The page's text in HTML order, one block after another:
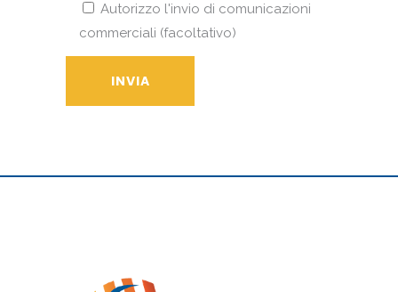
Autorizzo l'invio di comunicazioni
commerciali (facoltativo)